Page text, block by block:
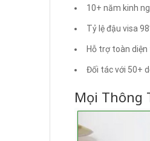
10+ năm kinh
Tỷ lệ đậu visa
Hỗ trợ toàn
Đối tác với 50+
Mọi Thông